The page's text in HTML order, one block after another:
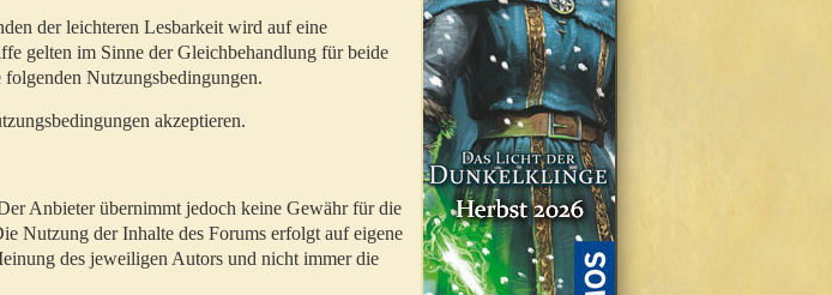
der leichteren Lesbarkeit wird auf eine
gelten im Sinne der Gleichbehandlung für beide
Nutzungsbedingungen.
akzeptieren.
Anbieter übernimmt jedoch keine Gewähr für die
Nutzung der Inhalte des Forums erfolgt auf eigene
des jeweiligen Autors und nicht immer die